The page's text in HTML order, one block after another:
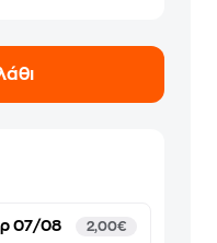
07/08 2,00€